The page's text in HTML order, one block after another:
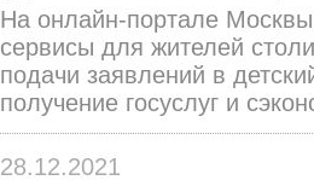
На онлайн-портале
сервисы для жителей
подачи заявлений в
получение госуслуг и
28.12.2021